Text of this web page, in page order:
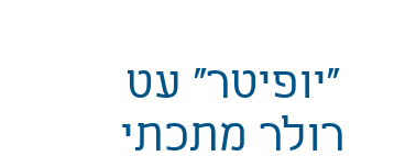
"יופיטר" עט
רולר מתכתי